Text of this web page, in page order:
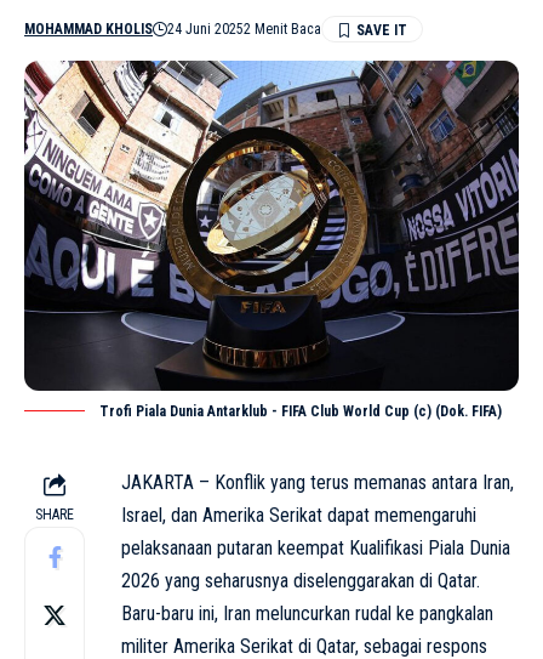
MOHAMMAD KHOLIS 24 Juni 20252 Menit Baca
Trofi Piala Dunia Antarklub - FIFA Club World Cup (c) (Dok. FIFA)
SHARE
JAKARTA – Konflik yang terus memanas antara Iran,
Israel, dan Amerika Serikat dapat memengaruhi
pelaksanaan putaran keempat Kualifikasi Piala Dunia
2026 yang seharusnya diselenggarakan di Qatar.
Baru-baru ini, Iran meluncurkan rudal ke pangkalan
militer Amerika Serikat di Qatar, sebagai respons